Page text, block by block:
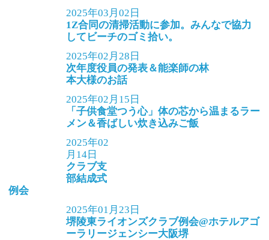
2025年03月02日
1Z合同の清掃活動に参加。みんなで協力
してビーチのゴミ拾い。
2025年02月28日
次年度役員の発表＆能楽師の林
本大様のお話
2025年02月15日
「子供食堂つう心」体の芯から温まるラー
メン＆香ばしい炊き込みご飯
2025年02
月14日
クラブ支
部結成式
例会
2025年01月23日
堺陵東ライオンズクラブ例会@ホテルアゴ
ーラリージェンシー大阪堺